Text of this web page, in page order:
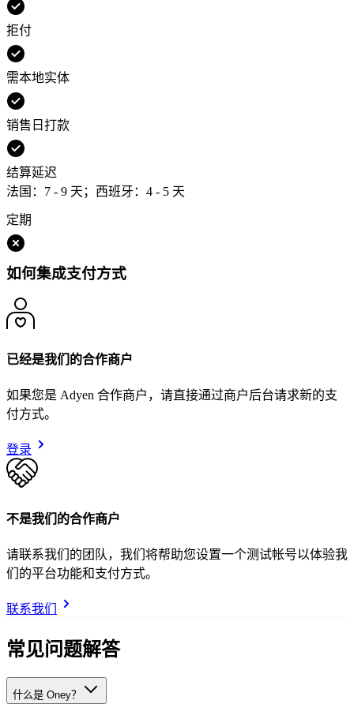
拒付
需本地实体
销售日打款
结算延迟
法国：7 - 9 天；西班牙：4 - 5 天
定期
如何集成支付方式
已经是我们的合作商户
如果您是 Adyen 合作商户，请直接通过商户后台请求新的支
付方式。
登录
不是我们的合作商户
请联系我们的团队，我们将帮助您设置一个测试帐号以体验我
们的平台功能和支付方式。
联系我们
常见问题解答
什么是 Oney？